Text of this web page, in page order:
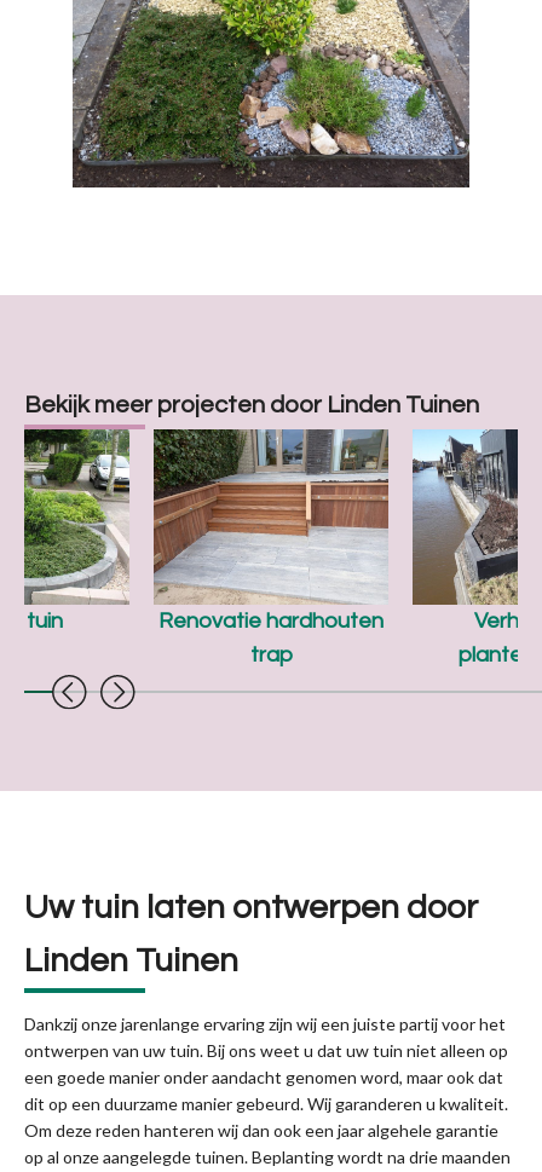
Bekijk meer projecten door Linden Tuinen
Renovatie hardhouten
trap
tuin
Uw tuin laten ontwerpen door
Linden Tuinen
Dankzij onze jarenlange ervaring zijn wij een juiste partij voor het
ontwerpen van uw tuin. Bij ons weet u dat uw tuin niet alleen op
een goede manier onder aandacht genomen word, maar ook dat
dit op een duurzame manier gebeurd. Wij garanderen u kwaliteit.
Om deze reden hanteren wij dan ook een jaar algehele garantie
op al onze aangelegde tuinen. Beplanting wordt na drie maanden